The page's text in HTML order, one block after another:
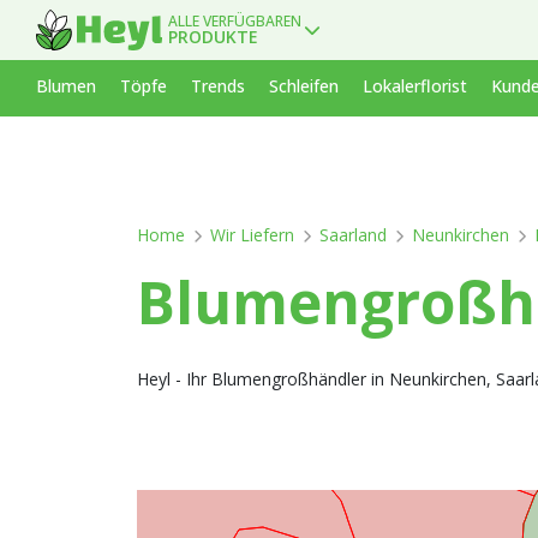
ALLE VERFÜGBAREN
PRODUKTE
Blumen Töpfe Trends Schleifen Lokalerflorist
Home Wir Liefern Saarland Neunkirchen
Heyl - Ihr Blumengroßhändler in Neunkirchen,